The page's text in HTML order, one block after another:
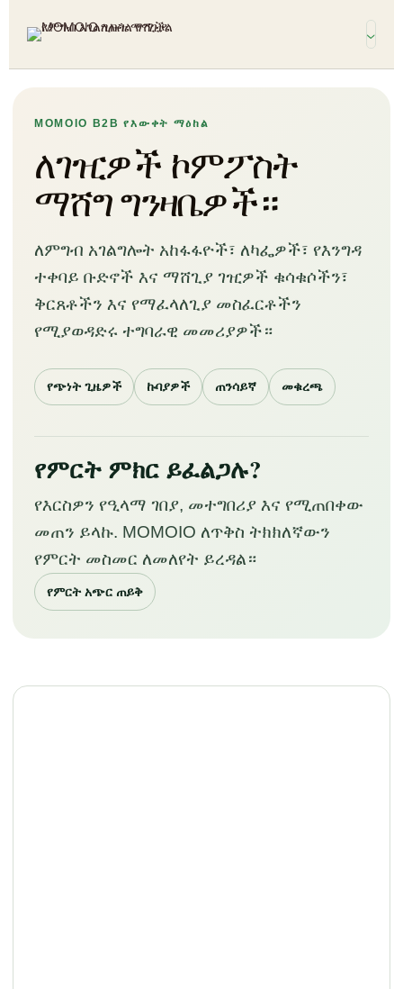
MOMOIO B2B የእውቀት ማዕከል
ለገዢዎች ኮምፖስት
ማሸግ ግንዛቤዎች።
ለምግብ አገልግሎት አከፋፋዮች፣ ለካፌዎች፣ የእንግዳ
ተቀባይ ቡድኖች እና ማሸጊያ ገዢዎች ቁሳቁሶችን፣
ቅርጸቶችን እና የማፈላለጊያ መስፈርቶችን
የሚያወዳድሩ ተግባራዊ መመሪያዎች።
የጭነት ጊዜዎች ኩባያዎች ጠንሳይኛ መቁረጫ
የምርት ምክር ይፈልጋሉ?
የእርስዎን የዒላማ ገበያ, መተግበሪያ እና የሚጠበቀው
መጠን ይላኩ. MOMOIO ለጥቅስ ትክክለኛውን
የምርት መስመር ለመለየት ይረዳል።
የምርት አጭር ጠይቅ